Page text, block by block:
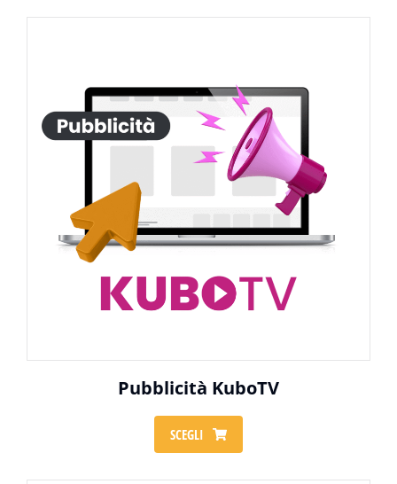
Pubblicità KuboTV
SCEGLI